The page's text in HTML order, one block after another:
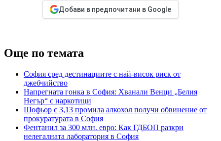
Добави в предпочитани в Google
Още по темата
София сред дестинациите с най-висок риск от
джебчийство
Напрегната гонка в София: Хванали Венци „Белия
Негър“ с наркотици
Шофьор с 3,13 промила алкохол получи обвинение от
прокуратурата в София
Фентанил за 300 млн. евро: Как ГДБОП разкри
нелегалната лаборатория в София